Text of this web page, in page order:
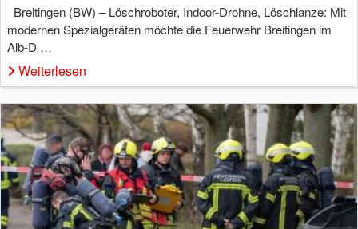
Breitingen (BW) – Löschroboter, Indoor-Drohne, Löschlanze: Mit
modernen Spezialgeräten möchte die Feuerwehr Breitingen im
Alb-D …
Weiterlesen